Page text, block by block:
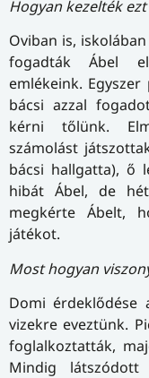
Hogyan kezelték
Oviban is,
fogadták Ábel
emlékeink.
bácsi azzal
kérni tőlünk.
számolást
bácsi hallgatta), ő
hibát Ábel, de
megkérte Ábelt,
játékot.
Most hogyan
Domi érdeklődése
vizekre eveztünk.
foglalkoztatták,
Mindig